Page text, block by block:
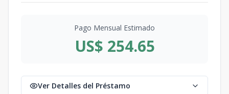
Pago Mensual Estimado
US$ 254.65
Ver Detalles del Préstamo